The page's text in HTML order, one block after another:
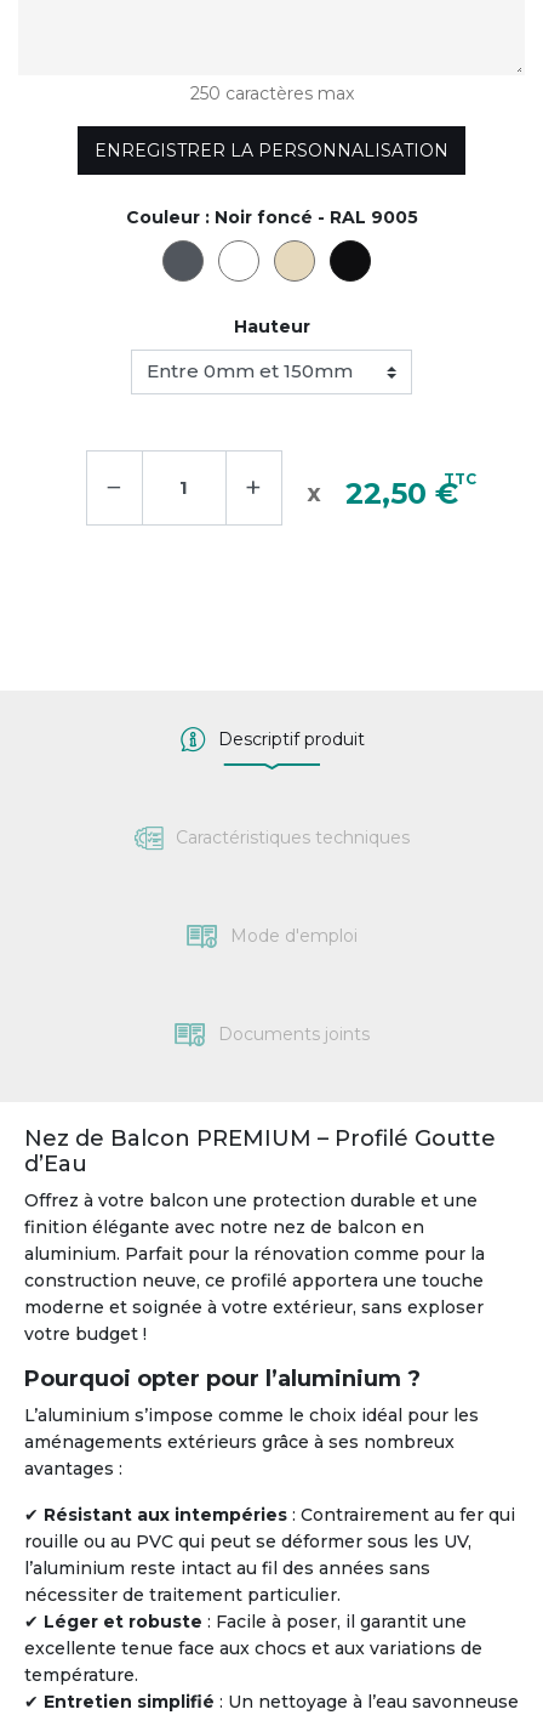
250 caractères max
ENREGISTRER LA PERSONNALISATION
Couleur : Noir foncé - RAL 9005
Hauteur
− + 22,50 €TTC
Descriptif produit
Caractéristiques techniques
Mode d'emploi
Documents joints
Nez de Balcon PREMIUM – Profilé Goutte
d’Eau
Offrez à votre balcon une protection durable et une
finition élégante avec notre nez de balcon en
aluminium. Parfait pour la rénovation comme pour la
construction neuve, ce profilé apportera une touche
moderne et soignée à votre extérieur, sans exploser
votre budget !
Pourquoi opter pour l’aluminium ?
L’aluminium s’impose comme le choix idéal pour les
aménagements extérieurs grâce à ses nombreux
avantages :
✔ Résistant aux intempéries : Contrairement au fer qui
rouille ou au PVC qui peut se déformer sous les UV,
l’aluminium reste intact au fil des années sans
nécessiter de traitement particulier.
✔ Léger et robuste : Facile à poser, il garantit une
excellente tenue face aux chocs et aux variations de
température.
✔ Entretien simplifié : Un nettoyage à l’eau savonneuse